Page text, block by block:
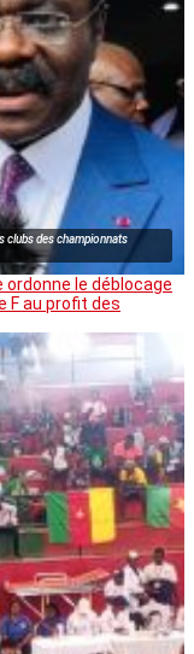
clubs des championnats
ordonne le déblocage
F au profit des